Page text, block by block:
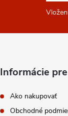
Informácie
Ako nakupovať
Obchodné